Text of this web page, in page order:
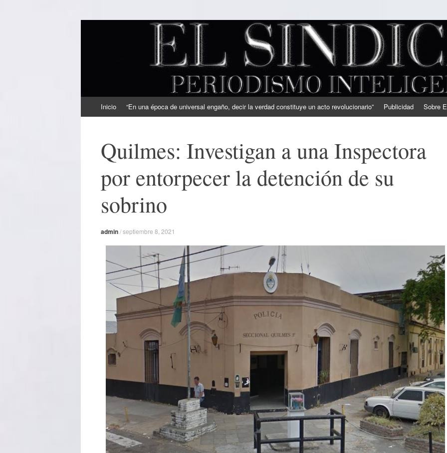
EL SINDICAL
Periodismo Inteligente
al
Inicio “En una época de universal engaño, decir la verdad constituye un acto revolucionario” Publicidad Sobre
Quilmes: Investigan a una Inspectora
por entorpecer la detención de su
sobrino
admin/septiembre 8, 2021